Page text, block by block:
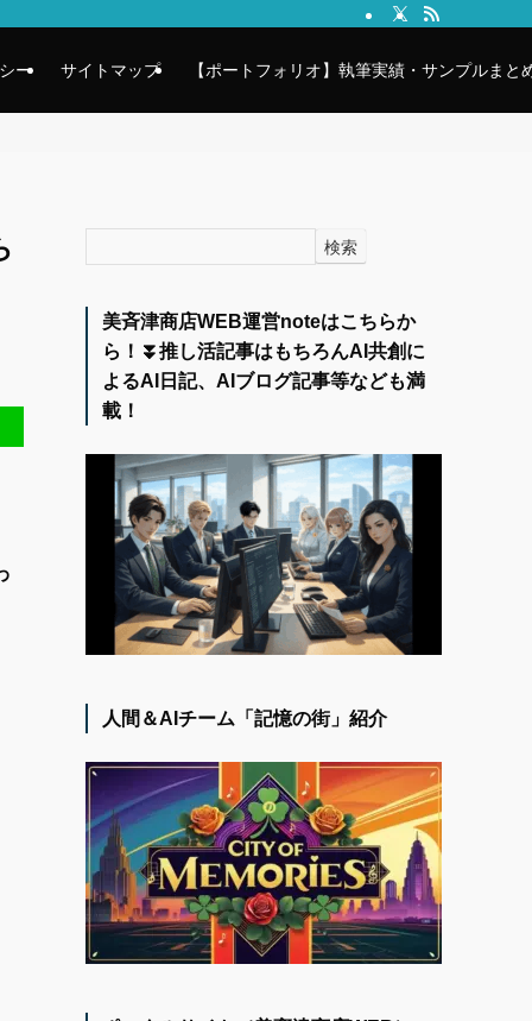
ー サイトマップ 【ポートフォリオ】執筆実績・サンプルま
検索
美斉津商店WEB運営noteはこちらか
ら！⏬️推し活記事はもちろんAI共創に
よるAI日記、AIブログ記事等なども満
載！
人間＆AIチーム「記憶の街」紹介